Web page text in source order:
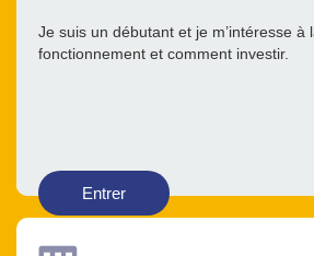
Je suis un débutant et je m’intéresse à
fonctionnement et comment investir.
Entrer